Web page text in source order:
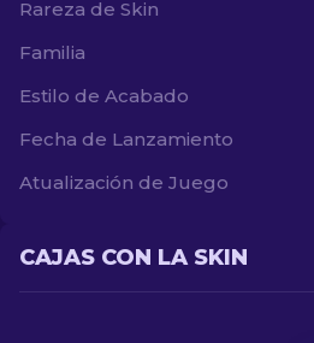
Rareza de Skin
Familia
Estilo de Acabado
Fecha de Lanzamiento
Atualización de Juego
CAJAS CON LA SKIN